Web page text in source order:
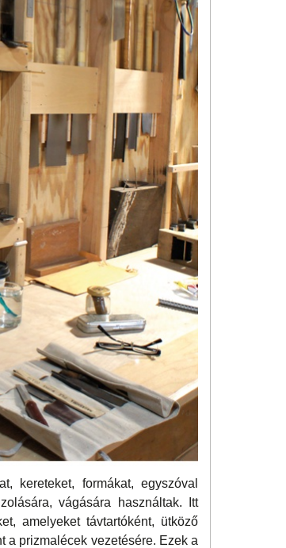
kereteket, formákat, egyszóval
vágására használtak. Itt
amelyeket távtartóként, ütköző
a prizmalécek vezetésére. Ezek a